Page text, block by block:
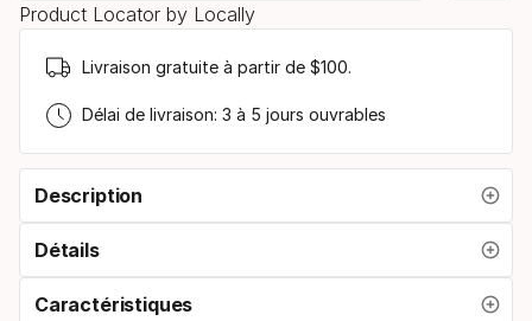
Product Locator by Locally
Livraison gratuite à partir de $100.
Délai de livraison: 3 à 5 jours ouvrables
Description
Détails
Caractéristiques